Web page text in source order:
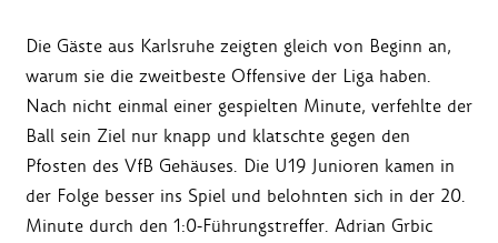
Die Gäste aus Karlsruhe zeigten gleich von Beginn an,
warum sie die zweitbeste Offensive der Liga haben.
Nach nicht einmal einer gespielten Minute, verfehlte der
Ball sein Ziel nur knapp und klatschte gegen den
Pfosten des VfB Gehäuses. Die U19 Junioren kamen in
der Folge besser ins Spiel und belohnten sich in der 20.
Minute durch den 1:0-Führungstreffer. Adrian Grbic